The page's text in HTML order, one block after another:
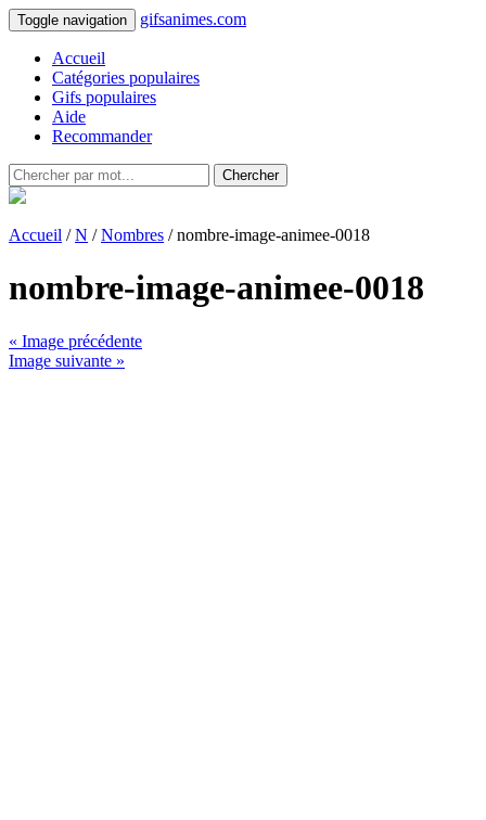
Toggle navigation gifsanimes.com
Accueil
Catégories populaires
Gifs populaires
Aide
Recommander
Chercher
Accueil /N /Nombres / nombre-image-animee-0018
nombre-image-animee-0018
« Image précédente
Image suivante »